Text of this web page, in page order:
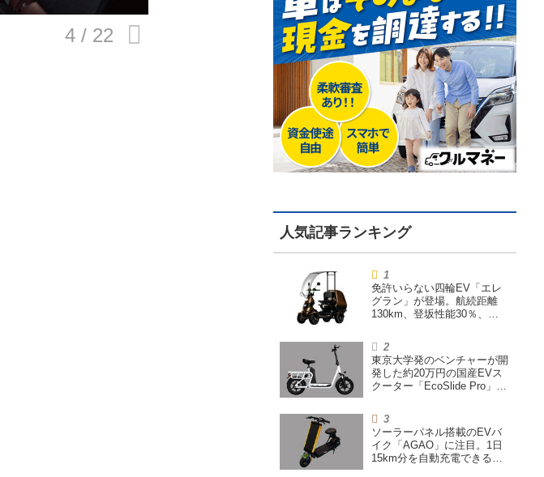
免許いらない四輪EV「エレ
グラン」が登場。航続距離
130km、登坂性能30％、
東京大学発のベンチャーが開
発した約20万円の国産EVス
クーター「EcoSlide Pro」が
ハイパワー特定小型原付
ソーラーパネル搭載のEVバ
イク「AGAO」に注目。1日
15km分を自動充電できる